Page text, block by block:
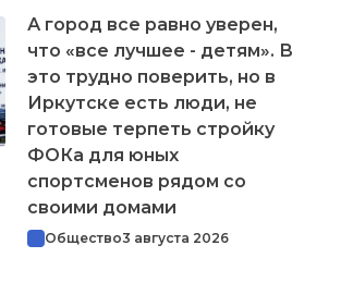
А город все равно уверен,
что «все лучшее - детям». В
это трудно поверить, но в
Иркутске есть люди, не
готовые терпеть стройку
ФОКа для юных
спортсменов рядом со
своими домами
Общество3 августа 2026